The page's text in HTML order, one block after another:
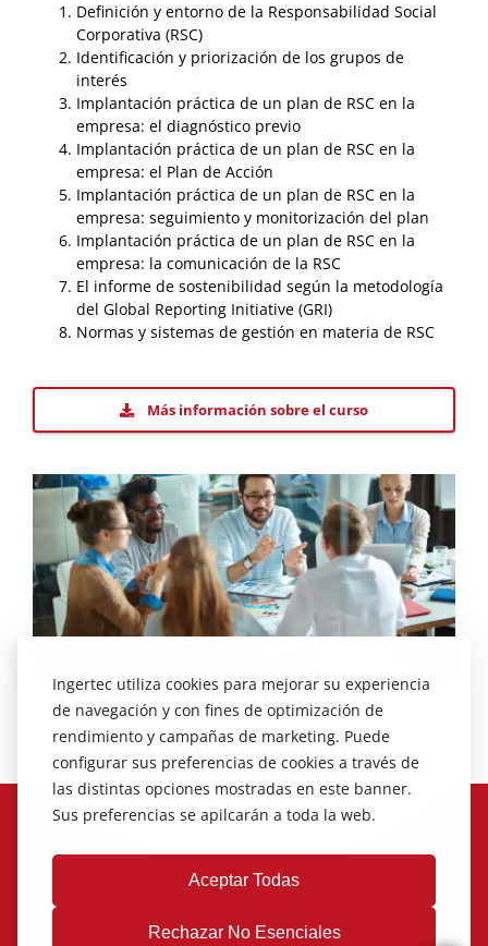
Definición y entorno de la Responsabilidad Social
Corporativa (RSC)
Identificación y priorización de los grupos de
interés
Implantación práctica de un plan de RSC en la
empresa: el diagnóstico previo
Implantación práctica de un plan de RSC en la
empresa: el Plan de Acción
Implantación práctica de un plan de RSC en la
empresa: seguimiento y monitorización del plan
Implantación práctica de un plan de RSC en la
empresa: la comunicación de la RSC
El informe de sostenibilidad según la metodología
del Global Reporting Initiative (GRI)
Normas y sistemas de gestión en materia de RSC
Más información sobre el curso
Ingertec utiliza cookies para mejorar su experiencia
de navegación y con fines de optimización de
rendimiento y campañas de marketing. Puede
configurar sus preferencias de cookies a través de
las distintas opciones mostradas en este banner.
Sus preferencias se apilcarán a toda la web.
Aceptar Todas
Rechazar No Esenciales